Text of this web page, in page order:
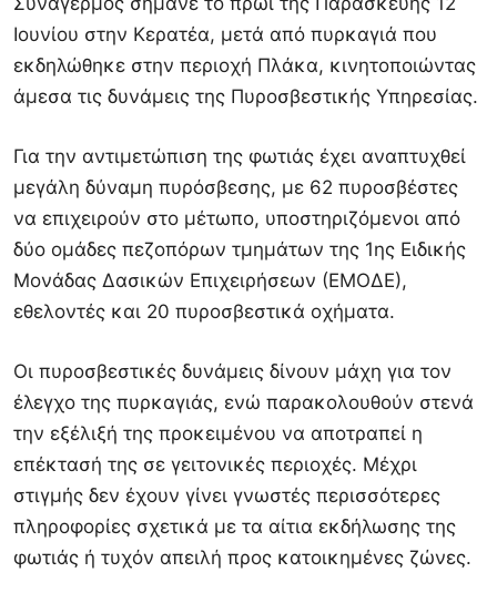
Ιουνίου στην Κερατέα, μετά από πυρκαγιά που
εκδηλώθηκε στην περιοχή Πλάκα, κινητοποιώντας
άμεσα τις δυνάμεις της Πυροσβεστικής Υπηρεσίας.
Για την αντιμετώπιση της φωτιάς έχει αναπτυχθεί
μεγάλη δύναμη πυρόσβεσης, με 62 πυροσβέστες
να επιχειρούν στο μέτωπο, υποστηριζόμενοι από
δύο ομάδες πεζοπόρων τμημάτων της 1ης Ειδικής
Μονάδας Δασικών Επιχειρήσεων (ΕΜΟΔΕ),
εθελοντές και 20 πυροσβεστικά οχήματα.
Οι πυροσβεστικές δυνάμεις δίνουν μάχη για τον
έλεγχο της πυρκαγιάς, ενώ παρακολουθούν στενά
την εξέλιξή της προκειμένου να αποτραπεί η
επέκτασή της σε γειτονικές περιοχές. Μέχρι
στιγμής δεν έχουν γίνει γνωστές περισσότερες
πληροφορίες σχετικά με τα αίτια εκδήλωσης της
φωτιάς ή τυχόν απειλή προς κατοικημένες ζώνες.